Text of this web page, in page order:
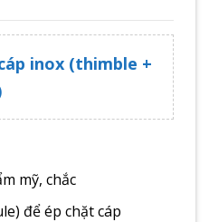
inox (thimble +
mỹ, chắc
để ép chặt cáp